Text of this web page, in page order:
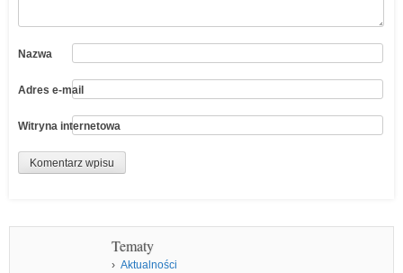
Nazwa
Adres e-mail
Witryna internetowa
Tematy
Aktualności